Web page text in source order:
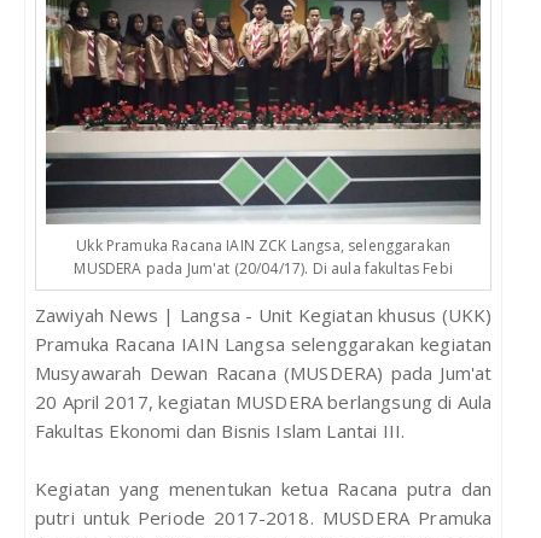
Ukk Pramuka Racana IAIN ZCK Langsa, selenggarakan
MUSDERA pada Jum'at (20/04/17). Di aula fakultas Febi
Zawiyah News | Langsa - Unit Kegiatan khusus (UKK)
Pramuka Racana IAIN Langsa selenggarakan kegiatan
Musyawarah Dewan Racana (MUSDERA) pada Jum'at
20 April 2017, kegiatan MUSDERA berlangsung di Aula
Fakultas Ekonomi dan Bisnis Islam Lantai III.
Kegiatan yang menentukan ketua Racana putra dan
putri untuk Periode 2017-2018. MUSDERA Pramuka